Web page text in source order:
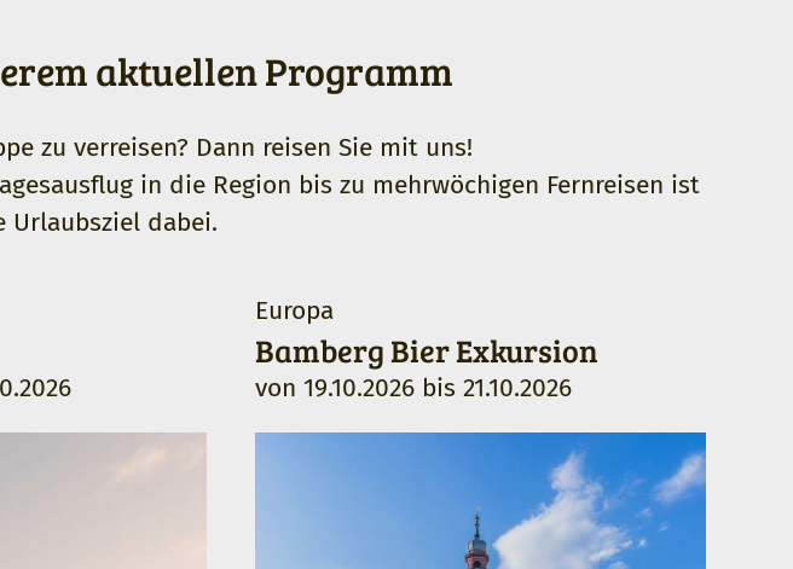
aktuellen Programm
zu verreisen? Dann reisen Sie mit uns!
in die Region bis zu mehrwöchigen Fernreisen ist
Urlaubsziel dabei.
Europa
Bamberg Bier Exkursion
von 19.10.2026 bis 21.10.2026